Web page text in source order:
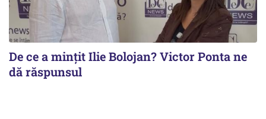
De ce a mințit Ilie Bolojan? Victor Ponta ne
dă răspunsul